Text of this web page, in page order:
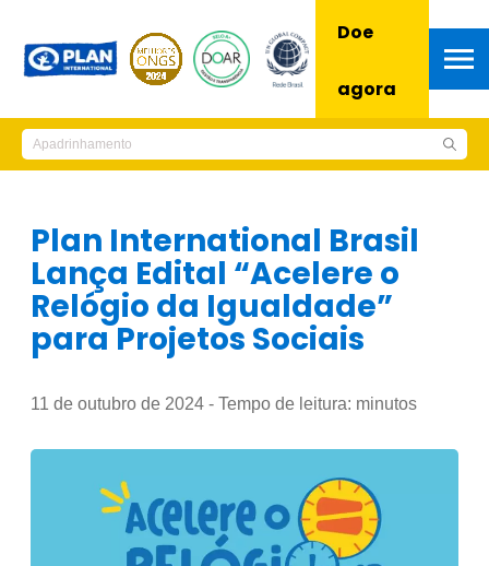
Doe
agora
Plan International Brasil
Lança Edital “Acelere o
Relógio da Igualdade”
para Projetos Sociais
11 de outubro de 2024 - Tempo de leitura: minutos